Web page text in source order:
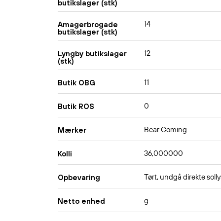
butikslager (stk)
Amagerbrogade
butikslager (stk)
14
Lyngby butikslager
(stk)
12
Butik OBG 11
Butik ROS 0
Mærker Bear Coming
Kolli 36,000000
Opbevaring Tørt, undgå direkte
Netto enhed g